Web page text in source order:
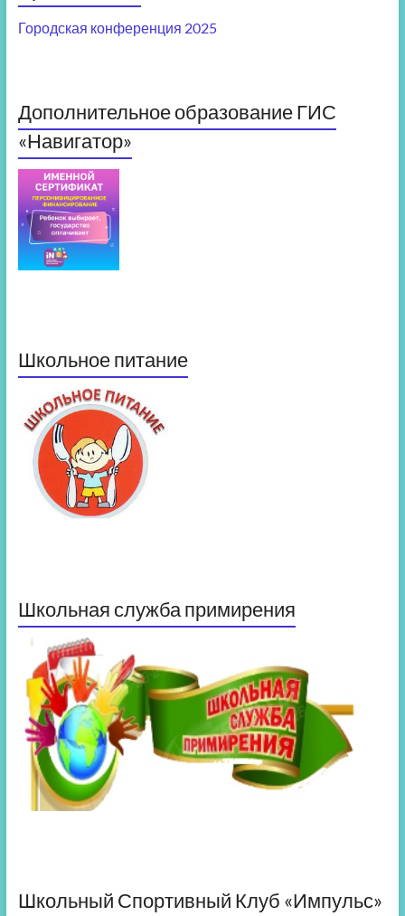
Городская конференция 2025
Дополнительное образование ГИС
«Навигатор»
Школьное питание
Школьная служба примирения
Школьный Спортивный Клуб «Импульс»